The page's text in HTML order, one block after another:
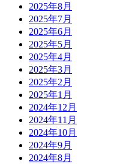
2025年8月
2025年7月
2025年6月
2025年5月
2025年4月
2025年3月
2025年2月
2025年1月
2024年12月
2024年11月
2024年10月
2024年9月
2024年8月